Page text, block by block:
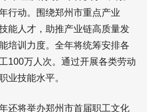
行动。围绕郑州市重点产业
能人才，助推产业链高质量发
培训力度。全年将统筹安排各
100万人次。通过开展各类劳动
业技能水平。
将举办郑州市首届职工文化